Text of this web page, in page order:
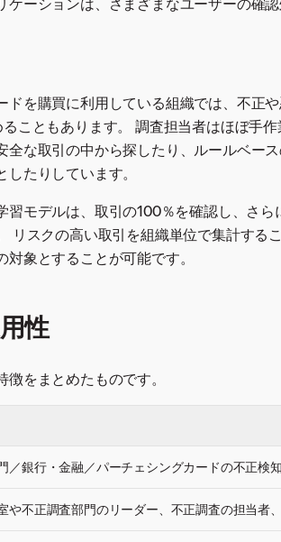
ドを購買に利用している組織では、不正
こともあります。 調査担当者はほぼ手
全な取引の中から探したり、ルールベー
たりしています。
習モデルは、取引の100％を確認し、さ
リスクの高い取引を組織単位で集計する
象とすることが可能です。
性
をまとめたものです。
／銀行・金融／パーチェシングカードの不正検知
や不正調査部門のリーダー、不正調査の担当者